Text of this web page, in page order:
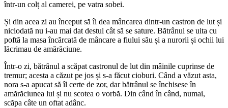
într-un colț al camerei, pe vatra sobei.
Și din acea zi au început să îi dea mâncarea dintr-un castron de lut și
niciodată nu i-au mai dat destul cât să se sature. Bătrânul se uita cu
poftă la masa încărcată de mâncare a fiului său și a nurorii și ochii lui
lăcrimau de amărăciune.
Într-o zi, bătrânul a scăpat castronul de lut din mâinile cuprinse de
tremur; acesta a căzut pe jos și s-a făcut cioburi. Când a văzut asta,
nora s-a apucat să îl certe de zor, dar bătrânul se închisese în
amărăciunea lui și nu scotea o vorbă. Din când în când, numai,
scăpa câte un oftat adânc.